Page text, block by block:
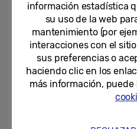
Aramid Cover:este
disponible
ofrece un material
sólo, 0.6mm de
fabricado en un
como el acero para
nivel, tanto de la
información estadística
su uso de la web
mantenimiento (por
interacciones con el
sus preferencias o
haciendo clic en los
más información, puede